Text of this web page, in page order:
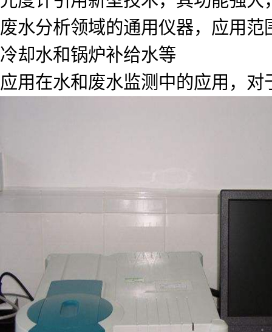
废水分析领域的通用仪器，应用
冷却水和锅炉补给水等
应用在水和废水监测中的应用，对